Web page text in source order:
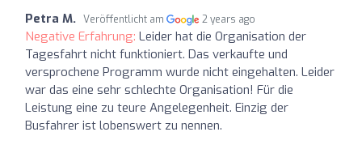
Petra M. Veröffentlicht am 2 years ago
Negative Erfahrung: Leider hat die Organisation der
Tagesfahrt nicht funktioniert. Das verkaufte und
versprochene Programm wurde nicht eingehalten. Leider
war das eine sehr schlechte Organisation! Für die
Leistung eine zu teure Angelegenheit. Einzig der
Busfahrer ist lobenswert zu nennen.